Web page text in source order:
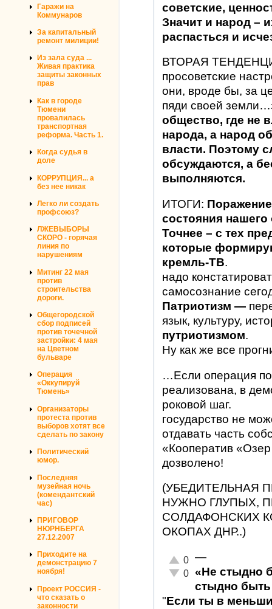
Гаражи на
Коммунаров
За капитальный
ремонт милиции!
Из зала суда ...
Живая практика
защиты законных
прав
Как в городе
Тюмени
провалилась
транспортная
реформа. Часть 1.
Когда судья в
доле
КОРРУПЦИЯ... а
без нее никак
Легко ли создать
профсоюз?
ЛЖЕВЫБОРЫ
СКОРО - горячая
линия по
нарушениям
Митинг 22 мая
против
строительства
дороги.
Общегородской
сбор подписей
против точечной
застройки: 4 мая
на Цветном
бульваре
Операция
«Оккупируй
Тюмень»
Организаторы
протеста против
выборов хотят все
сделать по закону
Политический
юмор.
Последняя
музейная ночь
(комендантский
час)
ПРИГОВОР
НЮРНБЕРГА
27.12.2007
Приходите на
демонстрацию 7
ноября!
Проект РОССИЯ -
что сказать о
законности
советские,
Значит и народ –
распасться и
ВТОРАЯ
просоветские
они, вроде бы, за
пяди своей
общество, где не
народа, а народ
власти. Поэтому
обсуждаются, а
выполняются.
ИТОГИ:
состояния
Точнее – с тех
которые
кремль-ТВ.
надо
самосознание
Патриотизм —
язык, культуру,
путриотизмом.
Ну как же все
…Если операция
реализована, в
роковой шаг.
государство не
отдавать часть
«Кооператив
дозволено!
(УБЕДИТЕЛЬНАЯ
НУЖНО ГЛУПЫХ,
СОЛДАФОНСКИХ
ОКОПАХ ДНР..)
Отлично!
0
Неадекватно!
0
—
«Не стыдно
стыдно быть
"Если ты в